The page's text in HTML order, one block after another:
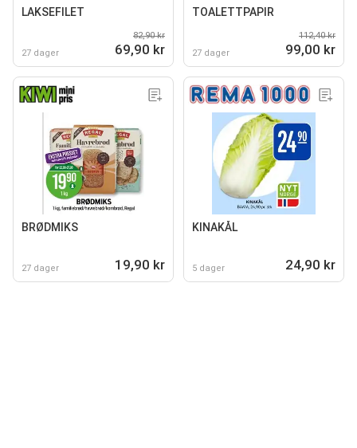
LAKSEFILET
27 dager
82,90 kr
69,90 kr
TOALETTPAPIR
27 dager
112,40 kr
99,00 kr
BRØDMIKS
27 dager 19,90 kr
KINAKÅL
5 dager 24,90 kr